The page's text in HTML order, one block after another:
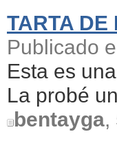
TARTA DE
Publicado
Esta es
La probé
bentayga,